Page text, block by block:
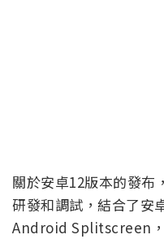
關於安卓12版本的發布
研發和調試，結合了安
Android Splitscreen，